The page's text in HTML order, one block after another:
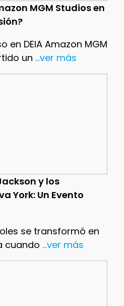
MGM Studios en
en DEIA Amazon MGM
un ...ver más
y los
York: Un Evento
se transformó en
cuando ...ver más